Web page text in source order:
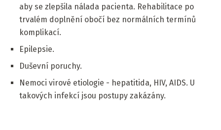
aby se zlepšila nálada pacienta. Rehabilitace po
trvalém doplnění obočí bez normálních termínů
komplikací.
Epilepsie.
Duševní poruchy.
Nemoci virové etiologie - hepatitida, HIV, AIDS. U
takových infekcí jsou postupy zakázány.